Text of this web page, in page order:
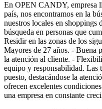
En OPEN CANDY, empresa
país, nos encontramos en la
nuestros locales en shoppings
búsqueda en personas que
Residir en las zonas de los
Mayores de 27 años. - Buena
la atención al cliente. -
equipo y responsabilidad. Las
puesto, destacándose la
ofrecen excelentes
una empresa en constante